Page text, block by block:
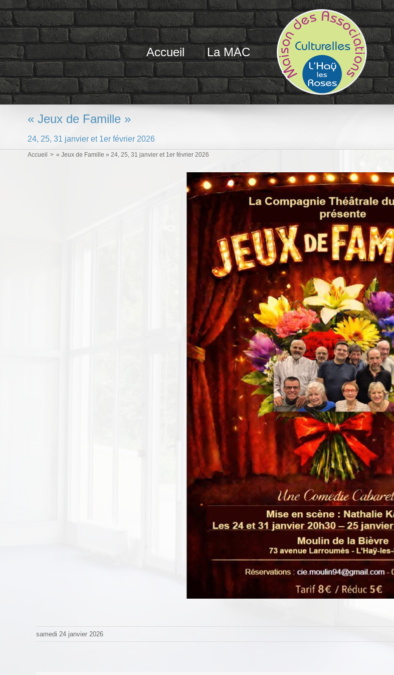
Passer
au
contenu
Accueil La MAC
« Jeux de Famille »
24, 25, 31 janvier et 1er février 2026
Accueil > « Jeux de Famille » 24, 25, 31 janvier et 1er février 2026
samedi 24 janvier 2026